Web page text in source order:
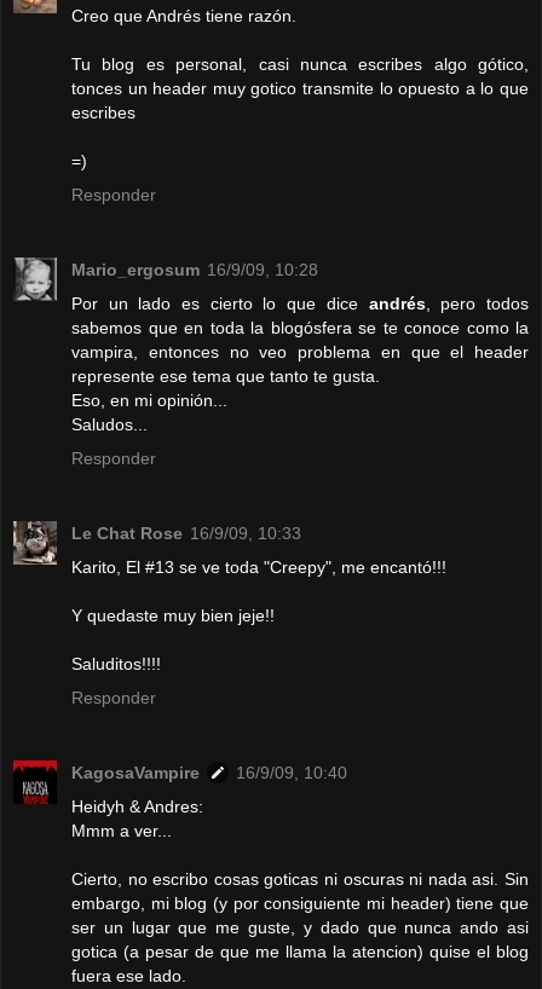
Creo que Andrés tiene razón.
Tu blog es personal, casi nunca escribes algo gótico,
tonces un header muy gotico transmite lo opuesto a lo que
escribes
=)
Responder
Mario_ergosum 16/9/09, 10:28
Por un lado es cierto lo que dice andrés, pero todos
sabemos que en toda la blogósfera se te conoce como la
vampira, entonces no veo problema en que el header
represente ese tema que tanto te gusta.
Eso, en mi opinión...
Saludos...
Responder
Le Chat Rose 16/9/09, 10:33
Karito, El #13 se ve toda "Creepy", me encantó!!!
Y quedaste muy bien jeje!!
Saluditos!!!!
Responder
KagosaVampire
16/9/09, 10:40
Heidyh & Andres:
Mmm a ver...
Cierto, no escribo cosas goticas ni oscuras ni nada asi. Sin
embargo, mi blog (y por consiguiente mi header) tiene que
ser un lugar que me guste, y dado que nunca ando asi
gotica (a pesar de que me llama la atencion) quise el blog
fuera ese lado.